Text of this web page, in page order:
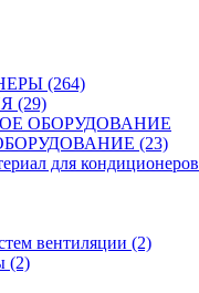
(264)
(29)
ОБОРУДОВАНИЕ
(23)
для кондиционеров
вентиляции (2)
(2)